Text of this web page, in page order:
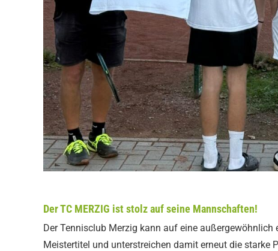
Der TC MERZIG ist stolz auf seine Mannschaften!
Der Tennisclub Merzig kann auf eine
Meistertitel und unterstreichen damit erneut die starke